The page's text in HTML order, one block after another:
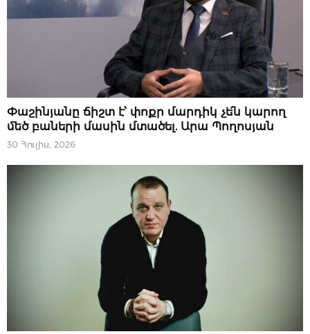
ՆՈՐՈՒԹՅՈՒՆՆԵՐ
Փաշինյանը ճիշտ է՝ փոքր մարդիկ չե՛ն կարող
մեծ բաների մասին մտածել. Արա Պողոսյան
30 Հուլիս, 2026